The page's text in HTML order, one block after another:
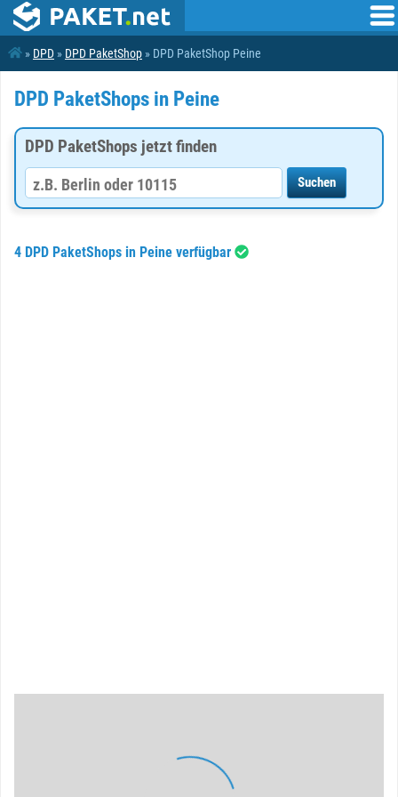
» DPD » DPD PaketShop » DPD PaketShop Peine
DPD PaketShops in Peine
DPD PaketShops jetzt finden
4 DPD PaketShops in Peine verfügbar